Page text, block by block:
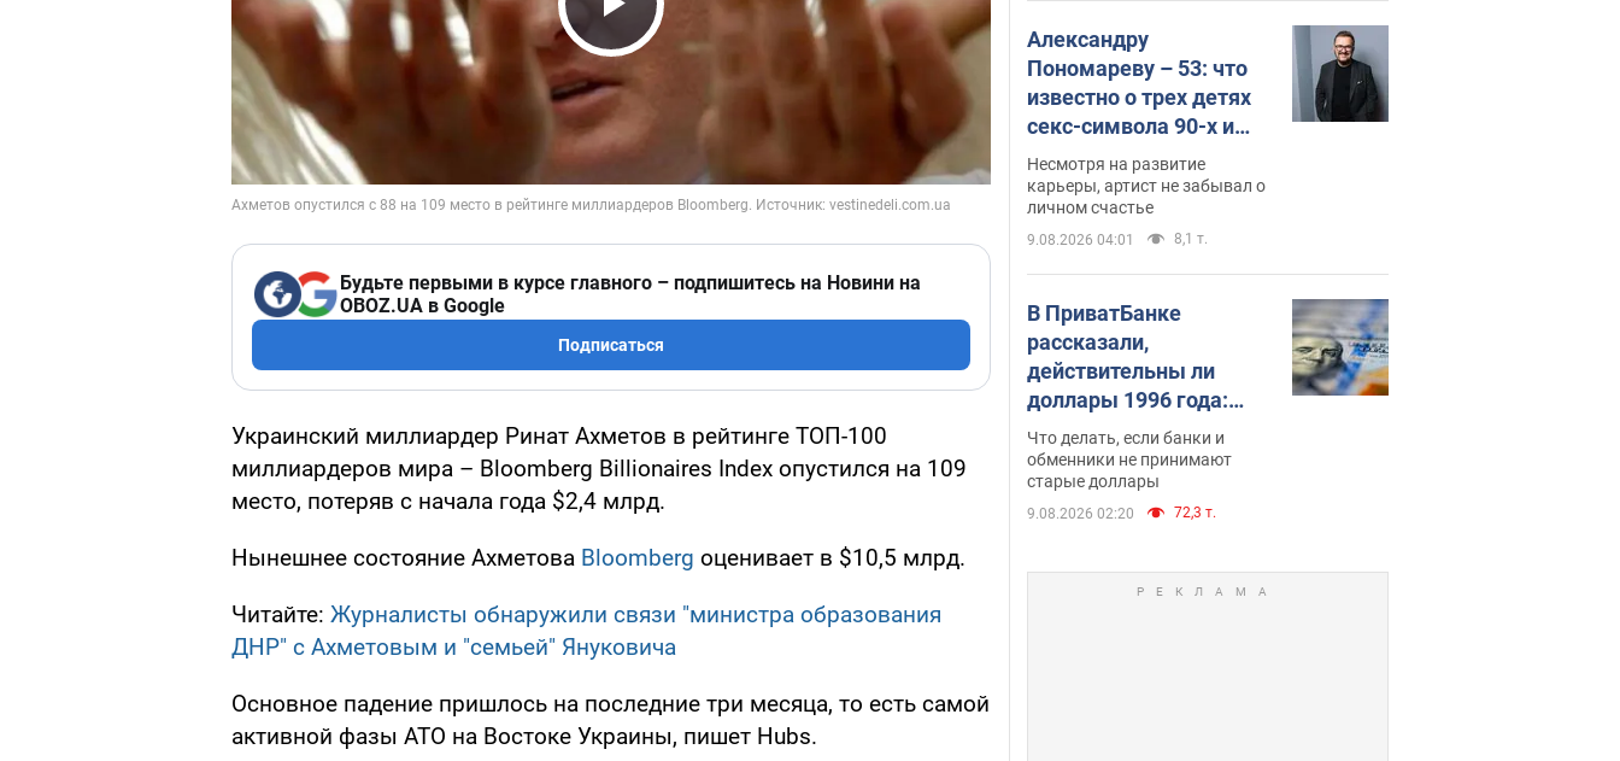
Play Video
Будьте первыми в курсе главного – подпишитесь на Новини на
OBOZ.UA в Google
Подписаться
Украинский миллиардер Ринат Ахметов в рейтинге ТОП-100
миллиардеров мира – Bloomberg Billionaires Index опустился на 109
место, потеряв с начала года $2,4 млрд.
Нынешнее состояние Ахметова Bloomberg оценивает в $10,5 млрд.
Читайте: Журналисты обнаружили связи "министра образования
ДНР" с Ахметовым и "семьей" Януковича
Основное падение пришлось на последние три месяца, то есть самой
активной фазы АТО на Востоке Украины, пишет Hubs.
Александру
Пономареву – 53: что
известно о трех детях
секс-символа 90-х и
как они выглядят
Несмотря на развитие
карьеры, артист не забывал о
личном счастье
9.08.2026 04:01 8,1 т.
В ПриватБанке
рассказали,
действительны ли
доллары 1996 года:
принимают ли
обменники и банки
такие купюры
Что делать, если банки и
обменники не принимают
старые доллары
9.08.2026 02:20 72,3 т.